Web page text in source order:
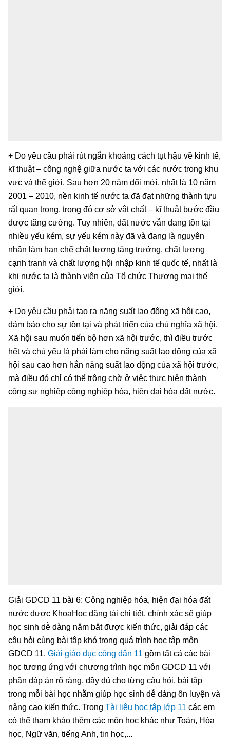
+ Do yêu cầu phải rút ngắn khoảng cách tụt hậu về kinh tế,
kĩ thuật – công nghệ giữa nước ta với các nước trong khu
vực và thế giới. Sau hơn 20 năm đổi mới, nhất là 10 năm
2001 – 2010, nền kinh tế nước ta đã đạt những thành tựu
rất quan trọng, trong đó cơ sở vật chất – kĩ thuật bước đầu
được tăng cường. Tuy nhiên, đất nước vẫn đang tồn tại
nhiều yếu kém, sự yếu kém này đã và đang là nguyên
nhân làm hạn chế chất lượng tăng trưởng, chất lượng
cạnh tranh và chất lượng hội nhập kinh tế quốc tế, nhất là
khi nước ta là thành viên của Tổ chức Thương mại thế
giới.
+ Do yêu cầu phải tạo ra năng suất lao động xã hội cao,
đảm bảo cho sự tồn tại và phát triển của chủ nghĩa xã hội.
Xã hội sau muốn tiến bộ hơn xã hội trước, thì điều trước
hết và chủ yếu là phải làm cho năng suất lao động của xã
hội sau cao hơn hẳn năng suất lao động của xã hội trước,
mà điều đó chỉ có thể trông chờ ở việc thực hiện thành
công sự nghiệp công nghiệp hóa, hiện đại hóa đất nước.
Giải GDCD 11 bài 6: Công nghiệp hóa, hiện đại hóa đất
nước được KhoaHoc đăng tải chi tiết, chính xác sẽ giúp
học sinh dễ dàng nắm bắt được kiến thức, giải đáp các
câu hỏi cùng bài tập khó trong quá trình học tập môn
GDCD 11. Giải giáo dục công dân 11 gồm tất cả các bài
học tương ứng với chương trình học môn GDCD 11 với
phần đáp án rõ ràng, đầy đủ cho từng câu hỏi, bài tập
trong mỗi bài học nhằm giúp học sinh dễ dàng ôn luyện và
nâng cao kiến thức. Trong Tài liệu học tập lớp 11 các em
có thể tham khảo thêm các môn học khác như Toán, Hóa
học, Ngữ văn, tiếng Anh, tin học,...